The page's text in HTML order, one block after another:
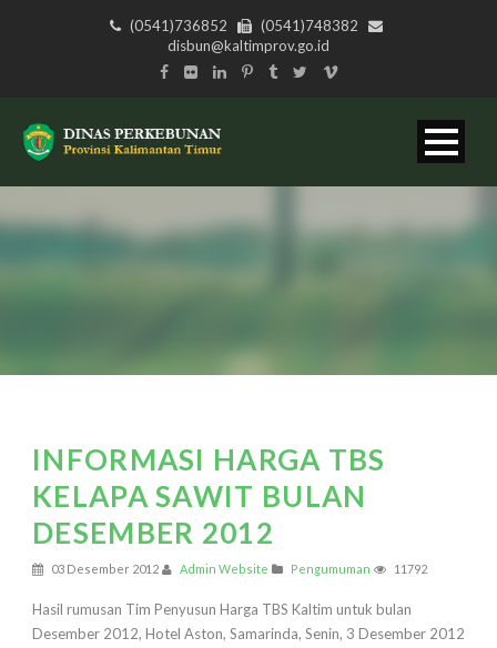
(0541)736852
(0541)748382
disbun@kaltimprov.go.id
INFORMASI HARGA TBS
KELAPA SAWIT BULAN
DESEMBER 2012
03 Desember 2012 Admin Website Pengumuman 11792
Hasil rumusan Tim Penyusun Harga TBS Kaltim untuk bulan
Desember 2012, Hotel Aston, Samarinda, Senin, 3 Desember 2012